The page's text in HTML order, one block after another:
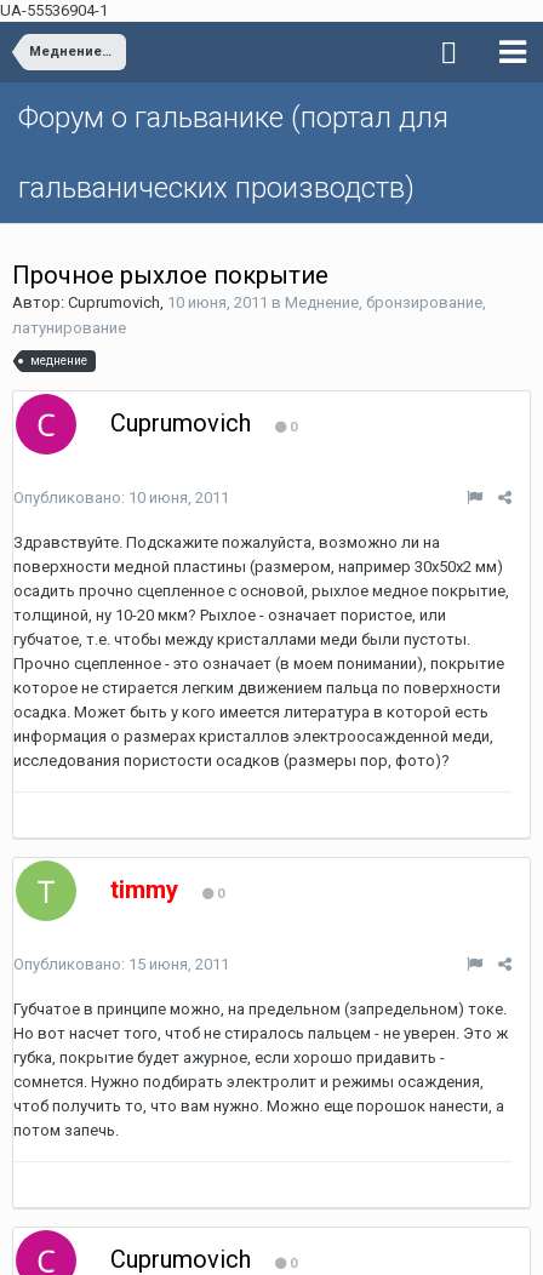
UA-55536904-1
Меднение, бронзирование, латунирование
Форум о гальванике (портал для
гальванических производств)
Прочное рыхлое покрытие
Автор: Cuprumovich, 10 июня, 2011 в Меднение, бронзирование,
латунирование
меднение
Cuprumovich 0
Опубликовано: 10 июня, 2011
Здравствуйте. Подскажите пожалуйста, возможно ли на
поверхности медной пластины (размером, например 30х50х2 мм)
осадить прочно сцепленное с основой, рыхлое медное покрытие,
толщиной, ну 10-20 мкм? Рыхлое - означает пористое, или
губчатое, т.е. чтобы между кристаллами меди были пустоты.
Прочно сцепленное - это означает (в моем понимании), покрытие
которое не стирается легким движением пальца по поверхности
осадка. Может быть у кого имеется литература в которой есть
информация о размерах кристаллов электроосажденной меди,
исследования пористости осадков (размеры пор, фото)?
timmy 0
Опубликовано: 15 июня, 2011
Губчатое в принципе можно, на предельном (запредельном) токе.
Но вот насчет того, чтоб не стиралось пальцем - не уверен. Это ж
губка, покрытие будет ажурное, если хорошо придавить -
сомнется. Нужно подбирать электролит и режимы осаждения,
чтоб получить то, что вам нужно. Можно еще порошок нанести, а
потом запечь.
Cuprumovich 0